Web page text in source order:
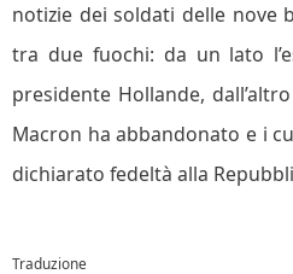
notizie dei soldati delle nove
tra due fuochi: da un lato
presidente Hollande,
Macron ha abbandonato e i
dichiarato fedeltà alla
Traduzione